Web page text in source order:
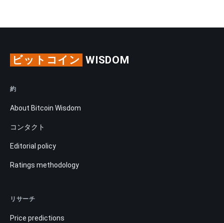
ビットコイン WISDOM
約
About Bitcoin Wisdom
コンタクト
Editorial policy
Ratings methodology
リサーチ
Price predictions